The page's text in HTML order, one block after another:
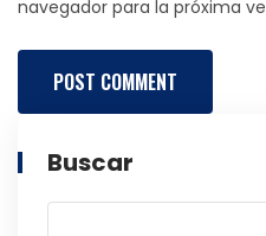
navegador para la próxima
Buscar